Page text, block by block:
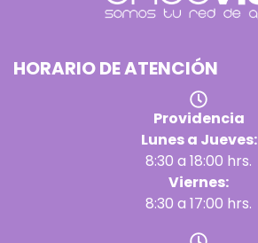
HORARIO DE ATENCIÓN
Providencia
Lunes a Jueves:
8:30 a 18:00 hrs.
Viernes:
8:30 a 17:00 hrs.